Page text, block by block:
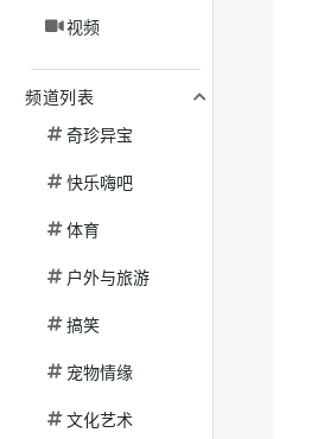
视频
频道列表
奇珍异宝
快乐嗨吧
体育
户外与旅游
搞笑
宠物情缘
文化艺术